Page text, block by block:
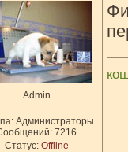
Admin
Администраторы
7216
Статус: Offline